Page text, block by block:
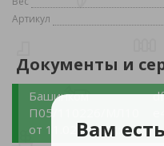
Вам
Артикул
Документы и
Башинком
П05/110226/МЛ10
от 11.02.2026 г.: